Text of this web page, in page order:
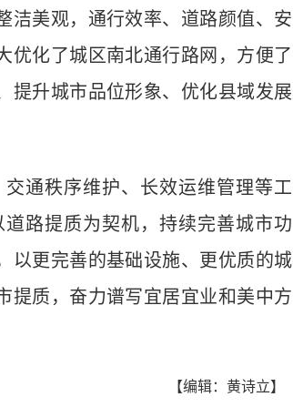
美观，通行效率、道路颜值、安
优化了城区南北通行路网，方便了
提升城市品位形象、优化县域发展
通秩序维护、长效运维管理等工
路提质为契机，持续完善城市功
以更完善的基础设施、更优质的城
提质，奋力谱写宜居宜业和美中方
【编辑：黄诗立】